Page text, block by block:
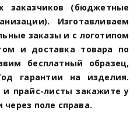
заказчиков (бюджетные
Изготавливаем
заказы и с логотипом
и доставка товара по
бесплатный образец,
гарантии на изделия.
и прайс-листы закажите у
поле справа.